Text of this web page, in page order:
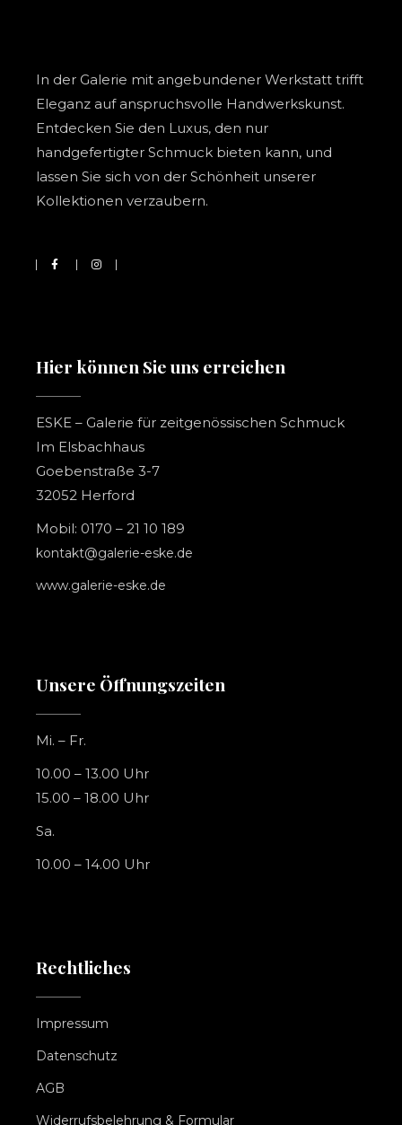
In der Galerie mit angebundener Werkstatt trifft
Eleganz auf anspruchsvolle Handwerkskunst.
Entdecken Sie den Luxus, den nur
handgefertigter Schmuck bieten kann, und
lassen Sie sich von der Schönheit unserer
Kollektionen verzaubern.
Hier können Sie uns erreichen
ESKE – Galerie für zeitgenössischen Schmuck
Im Elsbachhaus
Goebenstraße 3-7
32052 Herford
Mobil: 0170 – 21 10 189
kontakt@galerie-eske.de
www.galerie-eske.de
Unsere Öffnungszeiten
Mi. – Fr.
10.00 – 13.00 Uhr
15.00 – 18.00 Uhr
Sa.
10.00 – 14.00 Uhr
Rechtliches
Impressum
Datenschutz
AGB
Widerrufsbelehrung & Formular